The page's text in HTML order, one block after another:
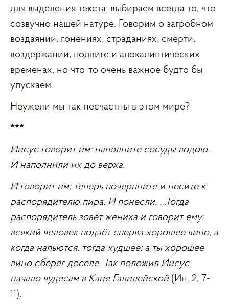
для выделения текста: выбираем всегда то, что
созвучно нашей натуре. Говорим о загробном
воздаянии, гонениях, страданиях, смерти,
воздержании, подвиге и апокалиптических
временах, но что-то очень важное будто бы
упускаем.
Неужели мы так несчастны в этом мире?
***
Иисус говорит им: наполните сосуды водою.
И наполнили их до верха.
И говорит им: теперь почерпните и несите к
распорядителю пира. И понесли. …Тогда
распорядитель зовёт жениха и говорит ему:
всякий человек подаёт сперва хорошее вино, а
когда напьются, тогда худшее; а ты хорошее
вино сберёг доселе. Так положил Иисус
начало чудесам в Кане Галилейской (Ин. 2, 7-
11).